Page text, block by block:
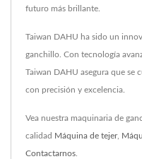
futuro más brillante.
Taiwan DAHU ha sido un
ganchillo. Con tecnología
Taiwan DAHU asegura que se
con precisión y excelencia.
Vea nuestra maquinaria de
calidad Máquina de tejer,
Contactarnos